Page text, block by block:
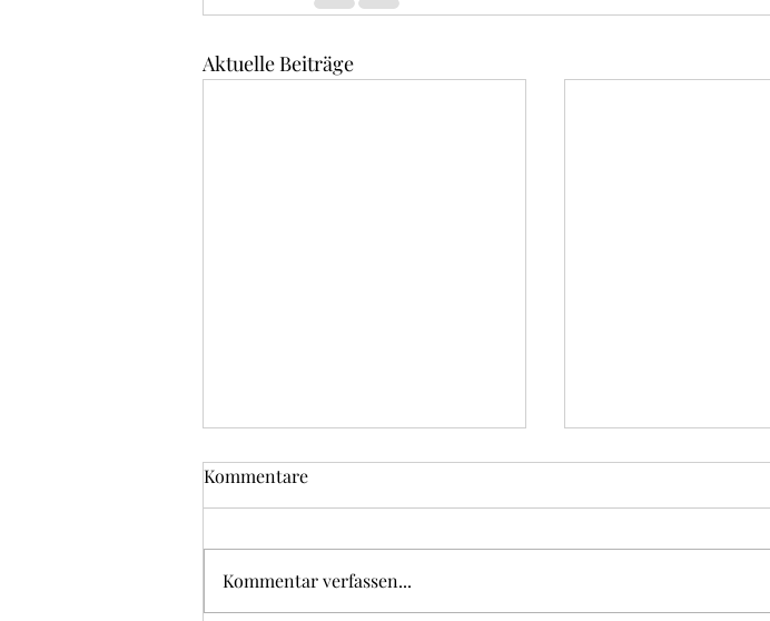
Aktuelle Beiträge
Kommentare
Kommentar verfassen...